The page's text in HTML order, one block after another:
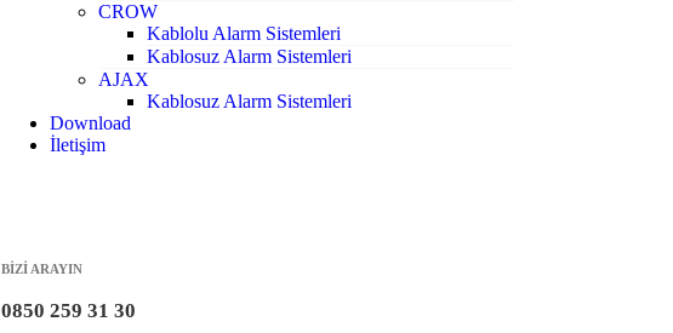
CROW
Kablolu Alarm Sistemleri
Kablosuz Alarm Sistemleri
AJAX
Kablosuz Alarm Sistemleri
Download
İletişim
BİZİ ARAYIN
0850 259 31 30